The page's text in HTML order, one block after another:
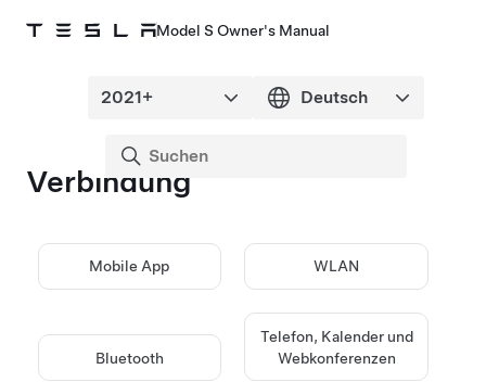
Model S Owner's Manual
Verbindung
Mobile App WLAN
Bluetooth
Telefon, Kalender und
Webkonferenzen